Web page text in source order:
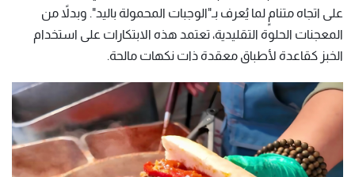
على اتجاه متنامٍ لما يُعرف بـ"الوجبات المحمولة باليد". وبدلاً من
المعجنات الحلوة التقليدية، تعتمد هذه الابتكارات على استخدام
الخبز كقاعدة لأطباق معقدة ذات نكهات مالحة.